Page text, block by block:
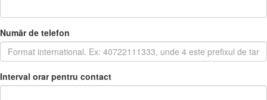
Număr de telefon
Interval orar pentru contact